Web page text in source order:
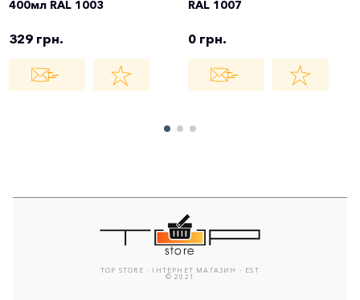
400мл RAL 1003
329 грн.
RAL 1007
0 грн.
TOP STORE - ІНТЕРНЕТ МАГАЗИН - EST
© 2021